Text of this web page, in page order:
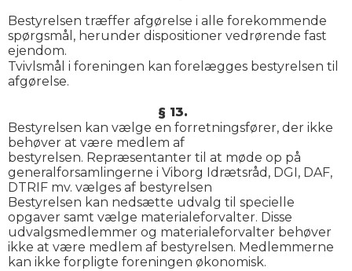
Bestyrelsen træffer afgørelse i alle forekommende
spørgsmål, herunder dispositioner vedrørende fast
ejendom.
Tvivlsmål i foreningen kan forelægges bestyrelsen til
afgørelse.
§ 13.
Bestyrelsen kan vælge en forretningsfører, der ikke
behøver at være medlem af
bestyrelsen. Repræsentanter til at møde op på
generalforsamlingerne i Viborg Idrætsråd, DGI, DAF,
DTRIF mv. vælges af bestyrelsen
Bestyrelsen kan nedsætte udvalg til specielle
opgaver samt vælge materialeforvalter. Disse
udvalgsmedlemmer og materialeforvalter behøver
ikke at være medlem af bestyrelsen. Medlemmerne
kan ikke forpligte foreningen økonomisk.